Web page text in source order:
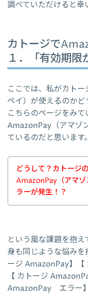
調べていただけると幸
カトージで
１．「有効期限
ここでは、私がカト
ペイ）が使えるのか
こちらのページをみ
AmazonPay（アマゾ
ているのだと思います
どうして？カトージ
AmazonPay（アマ
ラーが発生！？
という風な課題を抱
身も同じような悩み
ージ AmazonPay】
【 カトージ
AmazonPay エラー】